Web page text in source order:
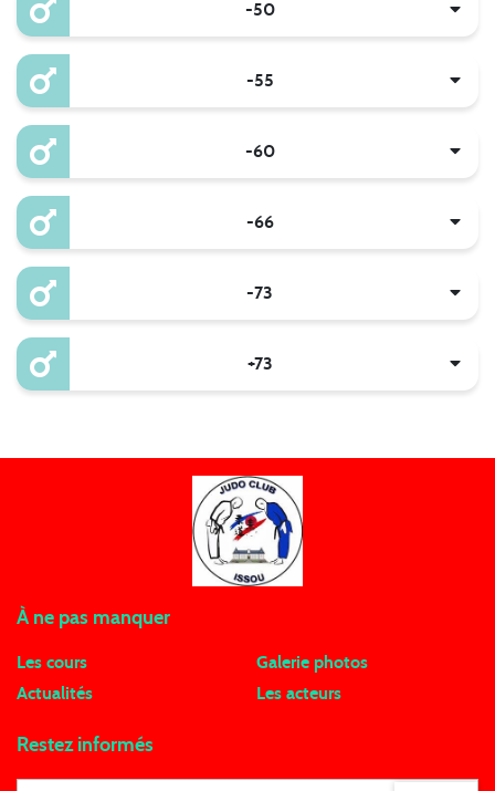
-50
-55
-60
-66
-73
+73
À ne pas manquer
Les cours
Actualités
Galerie photos
Les acteurs
Restez informés